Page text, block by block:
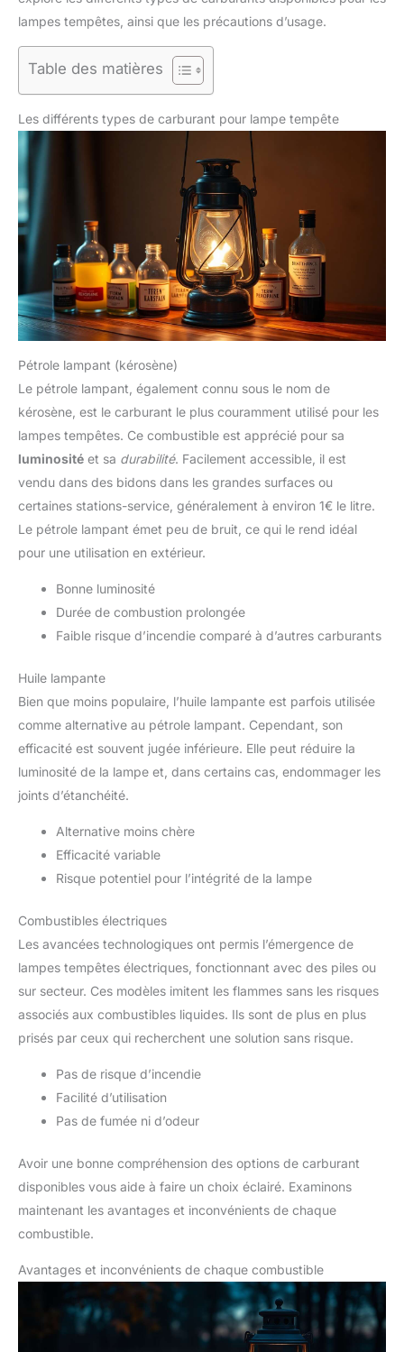
lampes tempêtes, ainsi que les précautions d’usage.
Table des matières
Les différents types de carburant pour lampe tempête
Pétrole lampant (kérosène)
Le pétrole lampant, également connu sous le nom de
kérosène, est le carburant le plus couramment utilisé pour les
lampes tempêtes. Ce combustible est apprécié pour sa
luminosité et sa durabilité. Facilement accessible, il est
vendu dans des bidons dans les grandes surfaces ou
certaines stations-service, généralement à environ 1€ le litre.
Le pétrole lampant émet peu de bruit, ce qui le rend idéal
pour une utilisation en extérieur.
Bonne luminosité
Durée de combustion prolongée
Faible risque d’incendie comparé à d’autres carburants
Huile lampante
Bien que moins populaire, l’huile lampante est parfois utilisée
comme alternative au pétrole lampant. Cependant, son
efficacité est souvent jugée inférieure. Elle peut réduire la
luminosité de la lampe et, dans certains cas, endommager les
joints d’étanchéité.
Alternative moins chère
Efficacité variable
Risque potentiel pour l’intégrité de la lampe
Combustibles électriques
Les avancées technologiques ont permis l’émergence de
lampes tempêtes électriques, fonctionnant avec des piles ou
sur secteur. Ces modèles imitent les flammes sans les risques
associés aux combustibles liquides. Ils sont de plus en plus
prisés par ceux qui recherchent une solution sans risque.
Pas de risque d’incendie
Facilité d’utilisation
Pas de fumée ni d’odeur
Avoir une bonne compréhension des options de carburant
disponibles vous aide à faire un choix éclairé. Examinons
maintenant les avantages et inconvénients de chaque
combustible.
Avantages et inconvénients de chaque combustible